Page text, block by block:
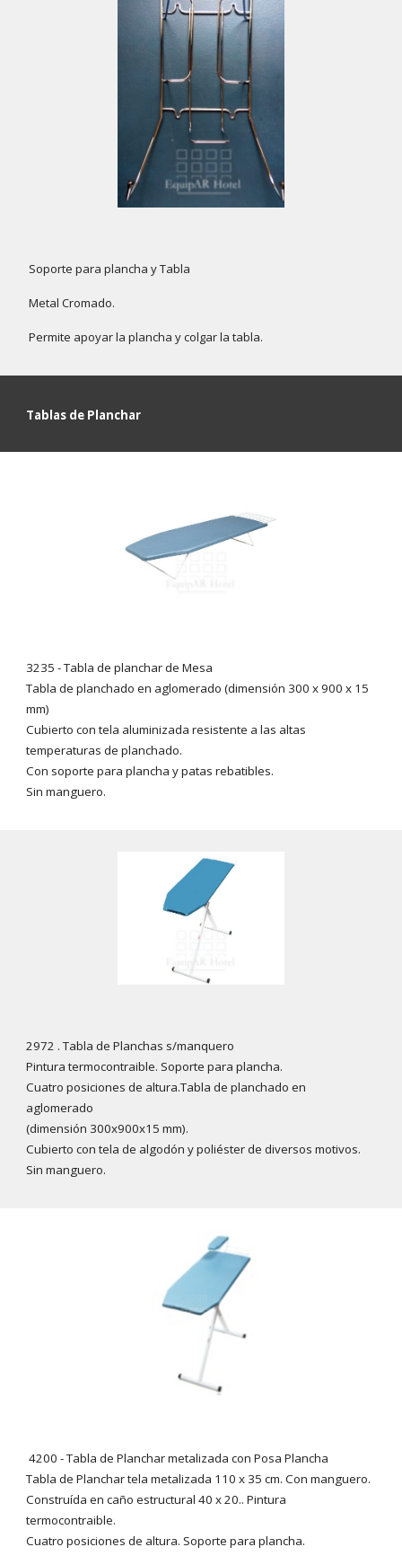
Soporte para plancha y Tabla
Metal Cromado.
Permite apoyar la plancha y colgar la tabla.
Tablas de Planchar
3235 -Tabla de planchar de Mesa
Tabla de planchado en aglomerado (dimensión 300 x 900 x 15
mm)
Cubierto con tela aluminizada resistente a las altas
temperaturas de planchado.
Con soporte para plancha y patas rebatibles.
Sin manguero.
2972 . Tabla de Planchas s/manquero
Pintura termocontraible. Soporte para plancha.
Cuatro posiciones de altura.Tabla de planchado en
aglomerado
(dimensión 300x900x15 mm).
Cubierto con tela de algodón y poliéster de diversos motivos.
Sin manguero.
4200 - Tabla de Planchar metalizada con Posa Plancha
Tabla de Planchar tela metalizada 110 x 35 cm. Con manguero.
Construída en caño estructural 40 x 20.. Pintura
termocontraible.
Cuatro posiciones de altura. Soporte para plancha.